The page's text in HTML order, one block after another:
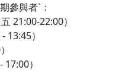
參與者`：
21:00-22:00）
13:45）
）